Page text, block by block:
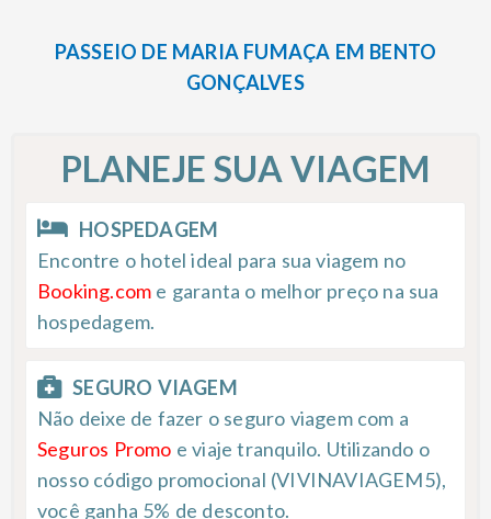
PASSEIO DE MARIA FUMAÇA EM BENTO
GONÇALVES
PLANEJE SUA VIAGEM
HOSPEDAGEM
Encontre o hotel ideal para sua viagem no
Booking.com e garanta o melhor preço na sua
hospedagem.
SEGURO VIAGEM
Não deixe de fazer o seguro viagem com a
Seguros Promo e viaje tranquilo. Utilizando o
nosso código promocional (VIVINAVIAGEM5),
você ganha 5% de desconto.